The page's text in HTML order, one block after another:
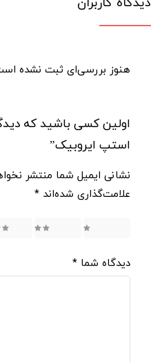
هنوز بررسی‌ای ثبت نشده
اولین کسی باشید که
استپ ایروبیک”
نشانی ایمیل شما منتشر
علامت‌گذاری شده‌اند *
دیدگاه شما *